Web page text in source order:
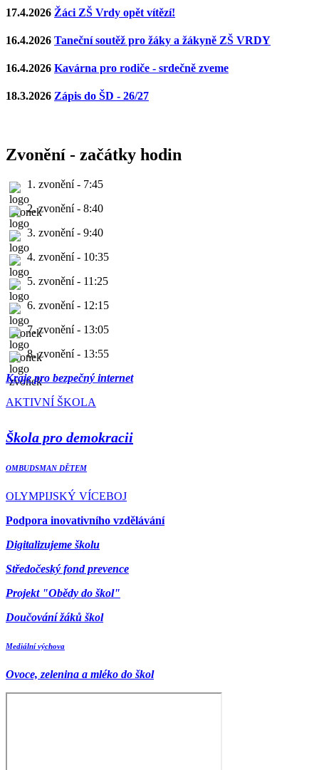
17.4.2026 Žáci ZŠ Vrdy opět vítězí!
16.4.2026 Taneční soutěž pro žáky a žákyně ZŠ VRDY
16.4.2026 Kavárna pro rodiče - srdečně zveme
18.3.2026 Zápis do ŠD - 26/27
Zvonění - začátky hodin
1. zvonění - 7:45
2. zvonění - 8:40
3. zvonění - 9:40
4. zvonění - 10:35
5. zvonění - 11:25
6. zvonění - 12:15
7. zvonění - 13:05
8. zvonění - 13:55
Kraje pro bezpečný internet
AKTIVNÍ ŠKOLA
Škola pro demokracii
OMBUDSMAN DĚTEM
OLYMPIJSKÝ VÍCEBOJ
Podpora inovativního vzdělávání
Digitalizujeme školu
Středočeský fond prevence
Projekt "Obědy do škol"
Doučování žáků škol
Mediální výchova
Ovoce, zelenina a mléko do škol